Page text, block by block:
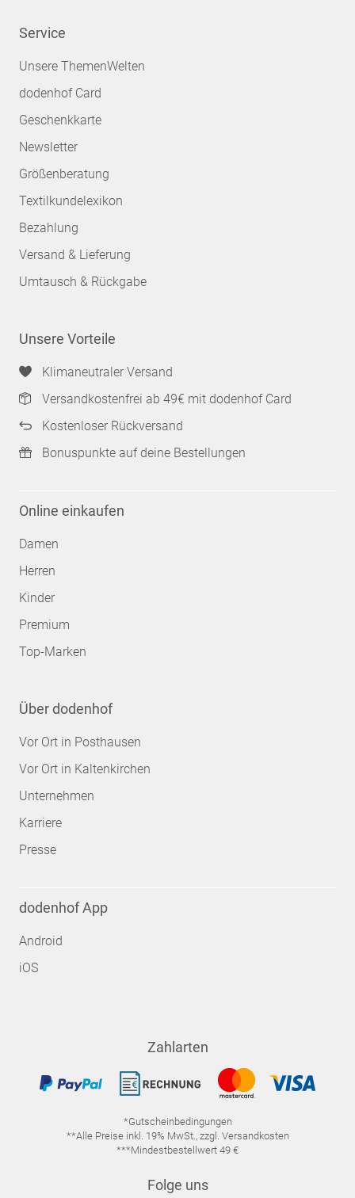
Service
Unsere ThemenWelten
dodenhof Card
Geschenkkarte
Newsletter
Größenberatung
Textilkundelexikon
Bezahlung
Versand & Lieferung
Umtausch & Rückgabe
Unsere Vorteile
Klimaneutraler Versand
Versandkostenfrei ab 49€ mit dodenhof Card
Kostenloser Rückversand
Bonuspunkte auf deine Bestellungen
Online einkaufen
Damen
Herren
Kinder
Premium
Top-Marken
Über dodenhof
Vor Ort in Posthausen
Vor Ort in Kaltenkirchen
Unternehmen
Karriere
Presse
dodenhof App
Android
iOS
Zahlarten
*Gutscheinbedingungen
**Alle Preise inkl. 19% MwSt., zzgl. Versandkosten
***Mindestbestellwert 49 €
Folge uns